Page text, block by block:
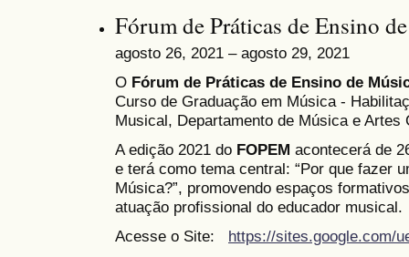
Fórum de Práticas de Ensino
agosto 26, 2021 – agosto 29, 2021
O Fórum de Práticas de Ensino de
Curso de Graduação em Música -
Musical, Departamento de Música e Artes
A edição 2021 do FOPEM acontecerá de
e terá como tema central: “Por que fazer
Música?”, promovendo espaços
atuação profissional do educador musical.
Acesse o Site: https://sites.google.com/